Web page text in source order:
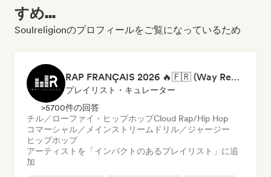
すめ...
Soulreligionのプロフィールをご覧になっているため
RAP FRANÇAIS 2026 🔥🇫🇷 (Way Records)
プレイリスト・キュレーター
>5700件の回答
チル／ローファイ・ヒップホップCloud Rap/Hip Hop
コマーシャル／メインストリーム ドリル／ジャージー
ヒップホップ
アーティストを「インパクトのあるプレイリスト」に追
加